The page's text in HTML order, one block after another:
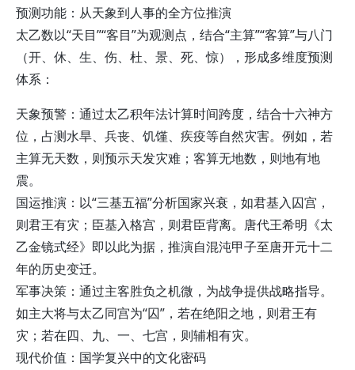
预测功能：从天象到人事的全方位推演
太乙数以“天目”“客目”为观测点，结合“主算”“客算”与八门
（开、休、生、伤、杜、景、死、惊），形成多维度预测
体系：
天象预警：通过太乙积年法计算时间跨度，结合十六神方
位，占测水旱、兵丧、饥馑、疾疫等自然灾害。例如，若
主算无天数，则预示天发灾难；客算无地数，则地有地
震。
国运推演：以“三基五福”分析国家兴衰，如君基入囚宫，
则君王有灾；臣基入格宫，则君臣背离。唐代王希明《太
乙金镜式经》即以此为据，推演自混沌甲子至唐开元十二
年的历史变迁。
军事决策：通过主客胜负之机微，为战争提供战略指导。
如主大将与太乙同宫为“囚”，若在绝阳之地，则君王有
灾；若在四、九、一、七宫，则辅相有灾。
现代价值：国学复兴中的文化密码